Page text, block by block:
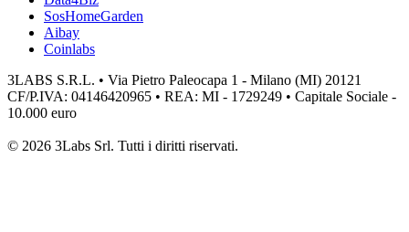
SosHomeGarden
Aibay
Coinlabs
3LABS S.R.L. • Via Pietro Paleocapa 1 - Milano (MI) 20121
CF/P.IVA: 04146420965 • REA: MI - 1729249 • Capitale Sociale -
10.000 euro
© 2026 3Labs Srl. Tutti i diritti riservati.